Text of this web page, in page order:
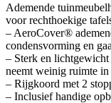
Ademende
voor rechthoekige
– AeroCover®
condensvorming en
– Sterk en
neemt weinig ruimte
– Rijgkoord met 2
– Inclusief handige